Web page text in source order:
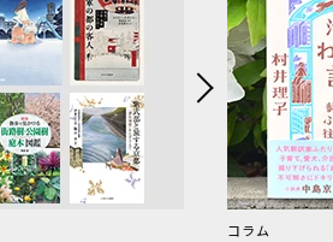
コラム